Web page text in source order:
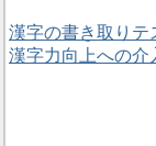
漢字の書き取りテ
漢字力向上への介